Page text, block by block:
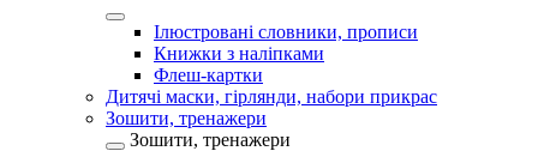
Ілюстровані словники, прописи
Книжки з наліпками
Флеш-картки
Дитячі маски, гірлянди, набори прикрас
Зошити, тренажери
Зошити, тренажери